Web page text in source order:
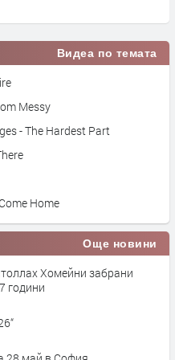
Видеа по темата
Messy
- The Hardest Part
Home
Още новини
Хомейни забрани
години